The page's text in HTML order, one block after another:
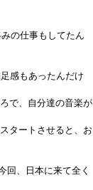
の仕事もしてたん
感もあったんだけ
で、自分達の音楽が
タートさせると、お
回、日本に来て全く